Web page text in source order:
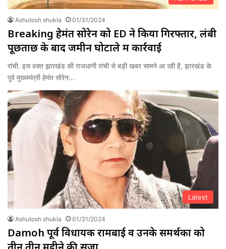
Ashutosh shukla 01/31/2024
Breaking हेमंत सोरेन को ED ने किया गिरफ्तार, लंबी
पूछताछ के बाद जमीन घोटाले में कार्रवाई
रांची. इस वक्त झारखंड की राजधानी रांची से बड़ी खबर सामने आ रही है, झारखंड के
पूर्व मुख्यमंत्री हेमंत सोरेन…
Latest
Ashutosh shukla 01/31/2024
Damoh पूर्व विधायक रामबाई व उनके समर्थकों को